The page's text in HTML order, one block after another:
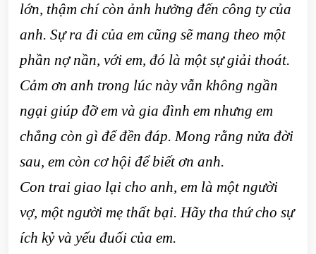
lớn, thậm chí còn ảnh hưởng đến công ty của
anh. Sự ra đi của em cũng sẽ mang theo một
phần nợ nần, với em, đó là một sự giải thoát.
Cảm ơn anh trong lúc này vẫn không ngần
ngại giúp đỡ em và gia đình em nhưng em
chẳng còn gì để đền đáp. Mong rằng nửa đời
sau, em còn cơ hội để biết ơn anh.
Con trai giao lại cho anh, em là một người
vợ, một người mẹ thất bại. Hãy tha thứ cho sự
ích kỷ và yếu đuối của em.